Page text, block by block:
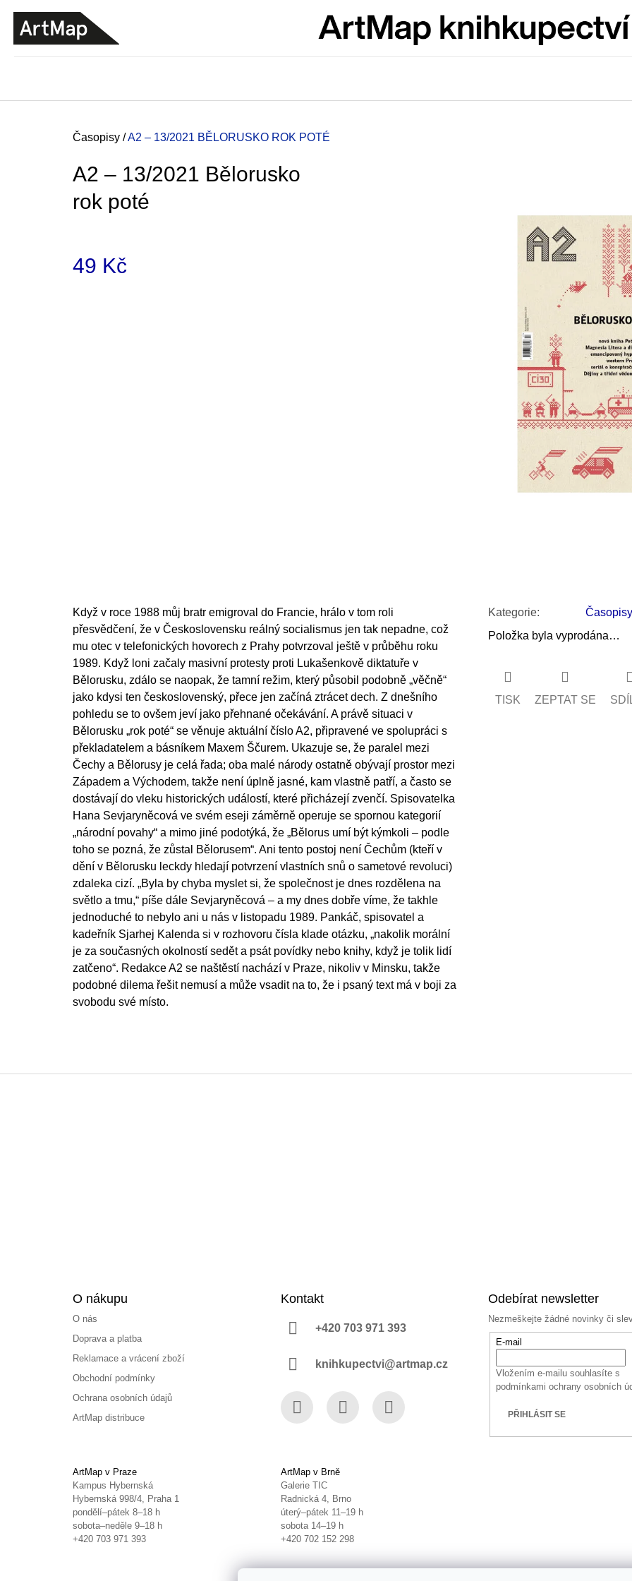
Domů
Časopisy /A2 – 13/2021 BĚLORUSKO ROK POTÉ
A2 – 13/2021 Bělorusko
rok poté
49 Kč
Když v roce 1988 můj bratr emigroval do Francie, hrálo v tom roli
přesvědčení, že v Československu reálný socialismus jen tak nepadne, což
mu otec v telefonických hovorech z Prahy potvrzoval ještě v průběhu roku
1989. Když loni začaly masivní protesty proti Lukašenkově diktatuře v
Bělorusku, zdálo se naopak, že tamní režim, který působil podobně „věčně“
jako kdysi ten československý, přece jen začíná ztrácet dech. Z dnešního
pohledu se to ovšem jeví jako přehnané očekávání. A právě situaci v
Bělorusku „rok poté“ se věnuje aktuální číslo A2, připravené ve spolupráci s
překladatelem a básníkem Maxem Ščurem. Ukazuje se, že paralel mezi
Čechy a Bělorusy je celá řada; oba malé národy ostatně obývají prostor mezi
Západem a Východem, takže není úplně jasné, kam vlastně patří, a často se
dostávají do vleku historických událostí, které přicházejí zvenčí. Spisovatelka
Hana Sevjaryněcová ve svém eseji záměrně operuje se spornou kategorií
„národní povahy“ a mimo jiné podotýká, že „Bělorus umí být kýmkoli – podle
toho se pozná, že zůstal Bělorusem“. Ani tento postoj není Čechům (kteří v
dění v Bělorusku leckdy hledají potvrzení vlastních snů o sametové revoluci)
zdaleka cizí. „Byla by chyba myslet si, že společnost je dnes rozdělena na
světlo a tmu,“ píše dále Sevjaryněcová – a my dnes dobře víme, že takhle
jednoduché to nebylo ani u nás v listopadu 1989. Pankáč, spisovatel a
kadeřník Sjarhej Kalenda si v rozhovoru čísla klade otázku, „nakolik morální
je za současných okolností sedět a psát povídky nebo knihy, když je tolik lidí
zatčeno“. Redakce A2 se naštěstí nachází v Praze, nikoliv v Minsku, takže
podobné dilema řešit nemusí a může vsadit na to, že i psaný text má v boji za
svobodu své místo.
Kategorie:
Časopisy
Položka byla vyprodána…
TISK ZEPTAT SE
ZPĚT
DO
OBCHODU
ZPĚT
DO
OBCHODU
VÝVAR
NEJEN
300 Kč
Původně: 350
O nákupu
O nás
Doprava a platba
Reklamace a vrácení zboží
Obchodní podmínky
Ochrana osobních údajů
ArtMap distribuce
Kontakt
+420 703 971 393
knihkupectvi@artmap.cz
Odebírat newsletter
Nezmeškejte žádné novinky či
E-mail
Vložením e-mailu souhlasíte s
podmínkami ochrany osobních
PŘIHLÁSIT SE
ArtMap v Praze
Kampus Hybernská
Hybernská 998/4, Praha 1
pondělí–pátek 8–18 h
sobota–neděle 9–18 h
+420 703 971 393
ArtMap v Brně
Galerie TIC
Radnická 4, Brno
úterý–pátek 11–19 h
sobota 14–19 h
+420 702 152 298